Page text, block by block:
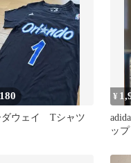
ダウェイ Tシャツ
¥
ッ